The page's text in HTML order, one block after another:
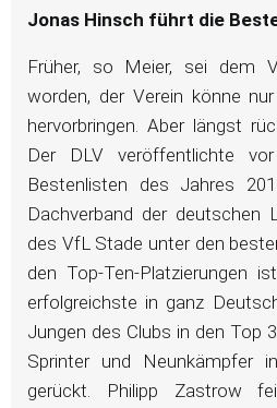
Jonas Hinsch führt die
Früher, so Meier, sei dem
worden, der Verein könne
hervorbringen. Aber längst
Der DLV veröffentlichte
Bestenlisten des Jahres
Dachverband der deutschen
des VfL Stade unter den
den Top-Ten-Platzierungen
erfolgreichste in ganz
Jungen des Clubs in den Top
Sprinter und Neunkämpfer
gerückt. Philipp Zastrow